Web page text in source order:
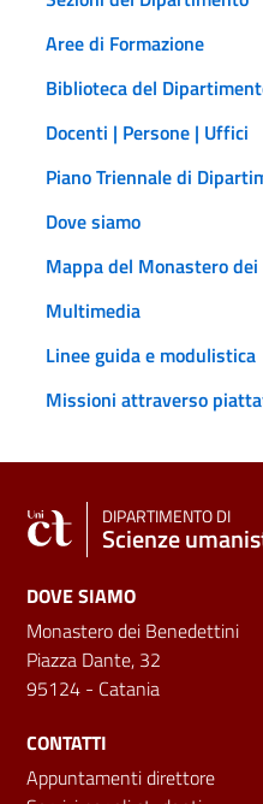
Aree di Formazione
Biblioteca del
Docenti | Persone | Uffici
Piano Triennale di
Dove siamo
Mappa del Monastero
Multimedia
Linee guida e modulistica
Missioni attraverso
DIPARTIMENTO DI
Scienze
DOVE SIAMO
Monastero dei Benedettini
Piazza Dante, 32
95124 - Catania
CONTATTI
Appuntamenti direttore